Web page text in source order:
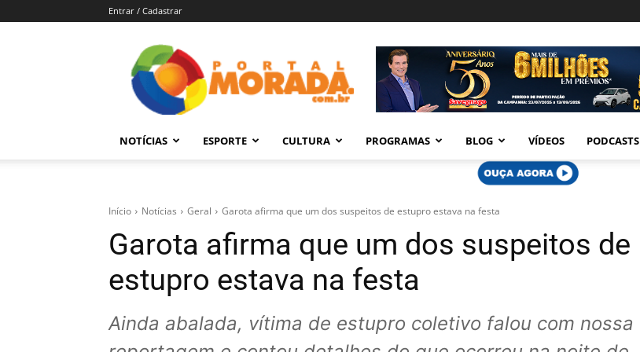
Entrar / Cadastrar
Morada
–
Araraquara
NOTÍCIAS ESPORTE CULTURA PROGRAMAS BLOG VÍDEOS PODCASTS
Início Notícias Geral Garota afirma que um dos suspeitos de estupro estava na festa
Garota afirma que um dos suspeitos de
estupro estava na festa
Ainda abalada, vítima de estupro coletivo falou com nossa